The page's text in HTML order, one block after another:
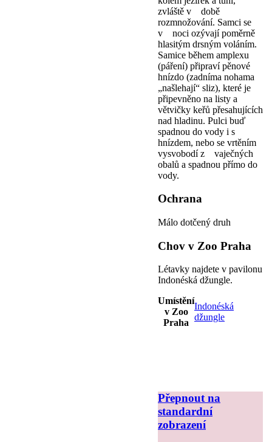
zvláště v době
rozmnožování. Samci se
v noci ozývají poměrně
hlasitým drsným voláním.
Samice během amplexu
(páření) připraví pěnové
hnízdo (zadníma nohama
„našlehají“ sliz), které je
připevněno na listy a
větvičky keřů přesahujících
nad hladinu. Pulci buď
spadnou do vody i s
hnízdem, nebo se vrtěním
vysvobodí z vaječných
obalů a spadnou přímo do
vody.
Ochrana
Málo dotčený druh
Chov v Zoo Praha
Létavky najdete v pavilonu
Indonéská džungle.
Umístění
v Zoo
Praha
Indonéská
džungle
Přepnout na
standardní
zobrazení